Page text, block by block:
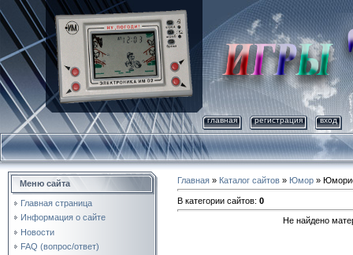
главная регистрация вход
Меню сайта
Главная страница
Информация о сайте
Новости
FAQ (вопрос/ответ)
Главная » Каталог сайтов » Юмор »
В категории сайтов: 0
Не найдено